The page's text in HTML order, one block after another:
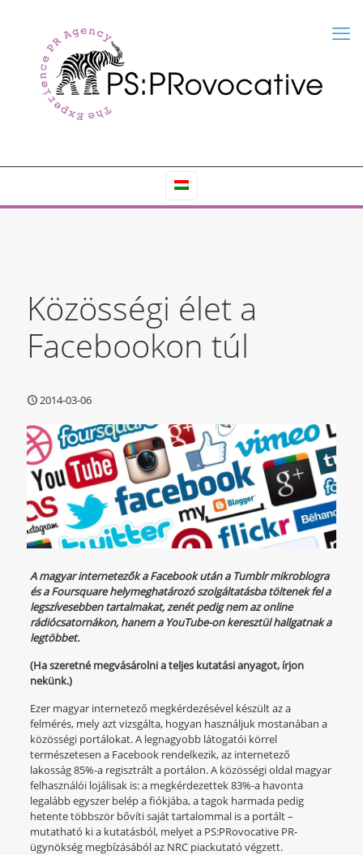
Közösségi élet a
Facebookon túl
2014-03-06
A magyar internetezők a Facebook után a Tumblr mikroblogra
és a Foursquare helymeghatározó szolgáltatásba töltenek fel a
legszívesebben tartalmakat, zenét pedig nem az online
rádiócsatornákon, hanem a YouTube-on keresztül hallgatnak a
legtöbbet.
(Ha szeretné megvásárolni a teljes kutatási anyagot, írjon
nekünk.)
Ezer magyar internetező megkérdezésével készült az a
felmérés, mely azt vizsgálta, hogyan használjuk mostanában a
közösségi portálokat. A legnagyobb látogatói körrel
természetesen a Facebook rendelkezik, az internetező
lakosság 85%-a regisztrált a portálon. A közösségi oldal magyar
felhasználói lojálisak is: a megkérdezettek 83%-a havonta
legalább egyszer belép a fiókjába, a tagok harmada pedig
hetente többször bővíti saját tartalommal is a portált –
mutatható ki a kutatásból, melyet a PS:PRovocative PR-
ügynökség megbízásából az NRC piackutató végzett.